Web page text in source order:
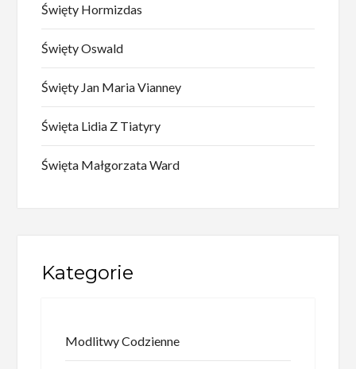
Święty Hormizdas
Święty Oswald
Święty Jan Maria Vianney
Święta Lidia Z Tiatyry
Święta Małgorzata Ward
Kategorie
Modlitwy Codzienne